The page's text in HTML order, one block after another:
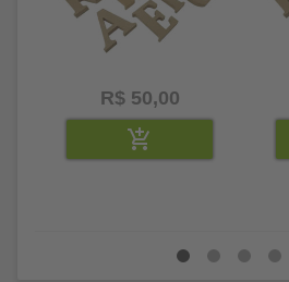
R$ 50,00